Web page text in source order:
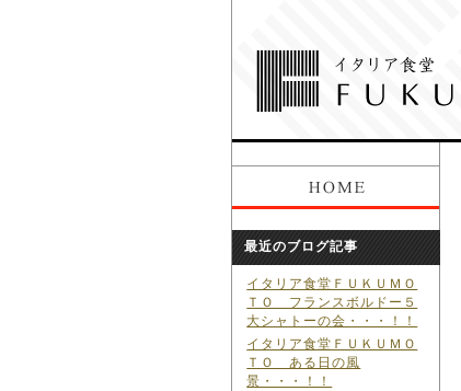
最近のブログ記事
イタリア食堂ＦＵＫＵＭＯ
ＴＯ フランスボルドー５
大シャトーの会・・・！！
イタリア食堂ＦＵＫＵＭＯ
ＴＯ ある日の風
景・・・！！